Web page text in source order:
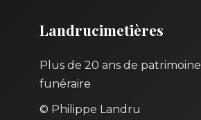
Landrucimetières
Plus de 20 ans de patrimoine
funéraire
© Philippe Landru